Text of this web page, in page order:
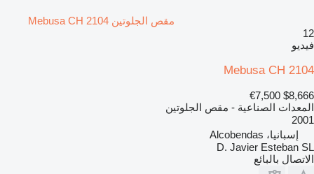
مقص الجلوتين Mebusa CH 2104
12
فيديو
Mebusa CH 2104
$8,666
€7,500
المعدات الصناعية - مقص الجلوتين
2001
إسبانيا، Alcobendas
D. Javier Esteban SL
الاتصال بالبائع